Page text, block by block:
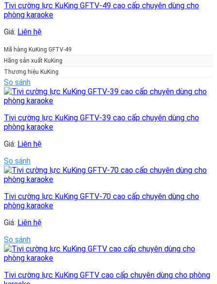
Tivi cường lực KuKing GFTV-49 cao cấp chuyên dùng cho
phòng karaoke
Giá: Liên hệ
Mã hàng KuKing GFTV-49
Hãng sản xuất KuKing
Thương hiệu KuKing
So sánh
Tivi cường lực KuKing GFTV-39 cao cấp chuyên dùng cho
phòng karaoke
Giá: Liên hệ
So sánh
Tivi cường lực KuKing GFTV-70 cao cấp chuyên dùng cho
phòng karaoke
Giá: Liên hệ
So sánh
Tivi cường lực KuKing GFTV cao cấp chuyên dùng cho phòng